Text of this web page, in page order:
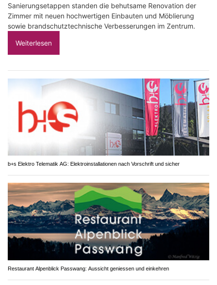
Sanierungsetappen standen die behutsame Renovation der
Zimmer mit neuen hochwertigen Einbauten und Möblierung
sowie brandschutztechnische Verbesserungen im Zentrum.
Weiterlesen
b+s Elektro Telematik AG: Elektroinstallationen nach Vorschrift und sicher
Restaurant Alpenblick Passwang: Aussicht geniessen und einkehren